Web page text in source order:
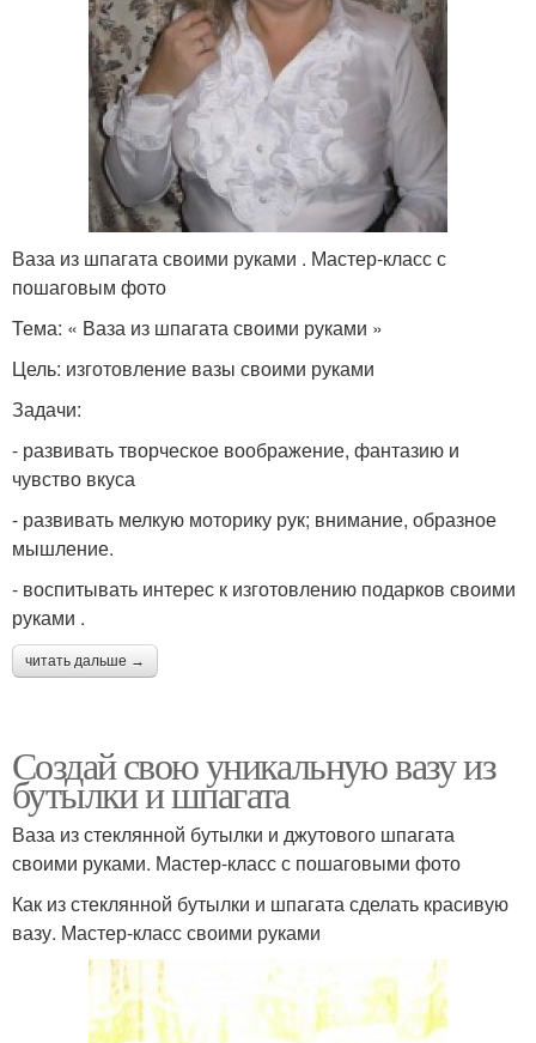
Ваза из шпагата своими руками . Мастер-класс с
пошаговым фото
Тема: « Ваза из шпагата своими руками »
Цель: изготовление вазы своими руками
Задачи:
- развивать творческое воображение, фантазию и
чувство вкуса
- развивать мелкую моторику рук; внимание, образное
мышление.
- воспитывать интерес к изготовлению подарков своими
руками .
читать дальше →
Создай свою уникальную вазу из
бутылки и шпагата
Ваза из стеклянной бутылки и джутового шпагата
своими руками. Мастер-класс с пошаговыми фото
Как из стеклянной бутылки и шпагата сделать красивую
вазу. Мастер-класс своими руками